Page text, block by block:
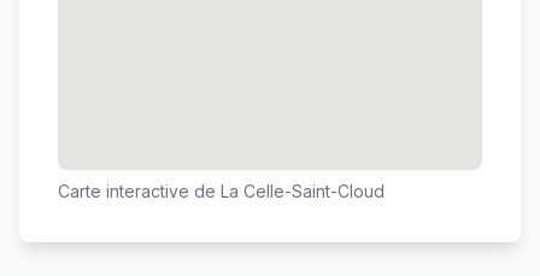
Carte interactive de La Celle-Saint-Cloud